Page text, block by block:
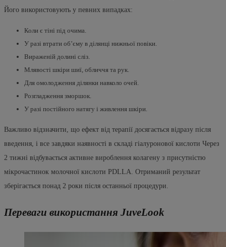
Його використовують у певних випадках:
Коли є тіні під очима.
У разі втрати об’єму в ділянці нижньої повіки.
Вираженій долині сліз.
Млявості шкіри шиї, обличчя та рук.
Для омолодження ділянки навколо очей.
Розгладження зморшок.
У разі постійного натягу і живлення шкіри.
Важливо відзначити, що ефект від терапії досягається відразу після
введення, і все завдяки наявності в складі гіалуронової кислоти Через
2 тижні відбувається активне вироблення колагену з присутністю
мікрочастинок молочної кислоти PDLLA. Отриманий результат
зберігається понад 2 роки після останньої процедури.
Переваги використання JuveLook